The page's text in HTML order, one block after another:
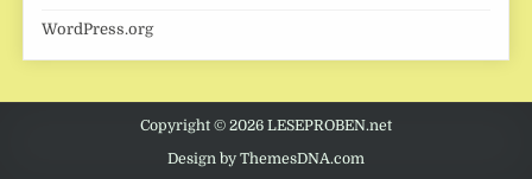
WordPress.org
Copyright © 2026 LESEPROBEN.net
Design by ThemesDNA.com